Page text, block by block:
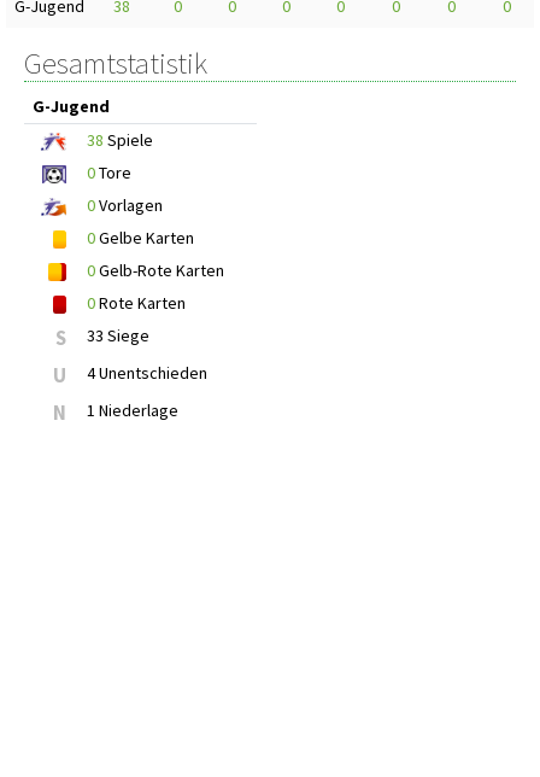
G-Jugend
38 0 0 0 0 0 0 0
Gesamtstatistik
G-Jugend
38 Spiele
0Tore
0Vorlagen
0Gelbe Karten
0Gelb-Rote Karten
0Rote Karten
S 33 Siege
U 4 Unentschieden
N 1 Niederlage